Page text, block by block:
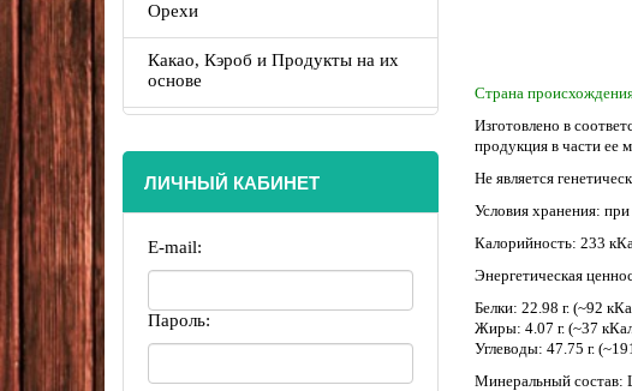
Страна
Изготовлено в
продукция в части ее
Не является
Условия хранения:
Калорийность: 233
Энергетическая
Белки: 22.98 г. (~92
Жиры: 4.07 г. (~37
Углеводы: 47.75 г.
Минеральный состав:
Орехи
Какао, Кэроб и Продукты на их
основе
ЛИЧНЫЙ КАБИНЕТ
E-mail:
Пароль: